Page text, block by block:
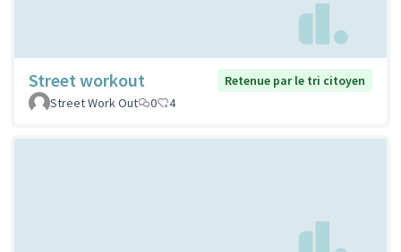
Street workout
Retenue par le tri citoyen
Street Work Out
0 4